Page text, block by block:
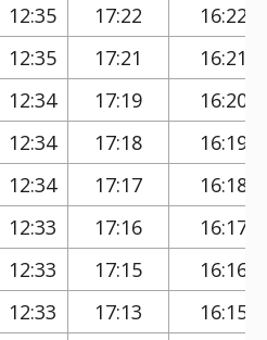
12:35 17:22
16:22
12:35 17:21
16:21
12:34 17:19
16:20
12:34 17:18
16:19
12:34 17:17
16:18
12:33 17:16
16:17
12:33 17:15
16:16
12:33 17:13
16:15